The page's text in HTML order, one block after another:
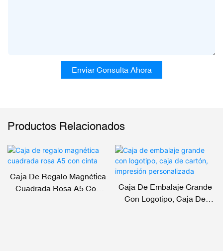
Enviar Consulta Ahora
Productos Relacionados
Caja De Regalo Magnética
Cuadrada Rosa A5 Con
Caja De Embalaje Grande
Con Logotipo, Caja De